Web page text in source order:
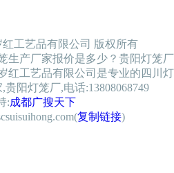
工艺品有限公司 版权所有
生产厂家报价是多少？贵阳灯笼厂
红工艺品有限公司是专业的四川灯
阳灯笼厂,电话:13808068749
:成都广搜天下
复制链接)